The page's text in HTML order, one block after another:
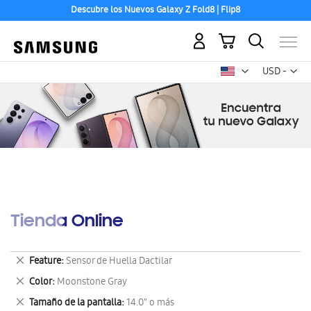
Descubre los Nuevos Galaxy Z Fold8 | Flip8
Aceptamos las principales tarjetas de crédito.
USD -
dólar
Mi carrito
Tienda Online
Feature Sensor de Huella Dactilar
Eliminar
este
artículo
Color Moonstone Gray
Eliminar
este
Tamaño de la pantalla 14.0" o más
Eliminar